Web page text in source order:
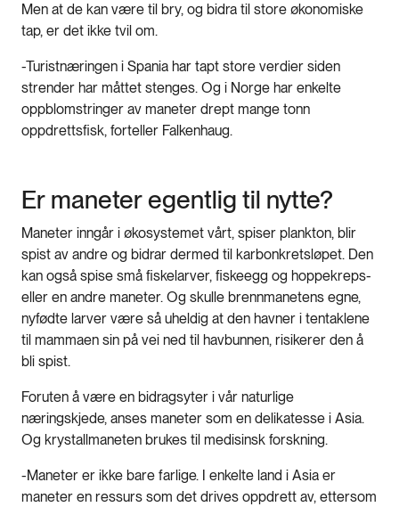
Men at de kan være til bry, og bidra til store økonomiske
tap, er det ikke tvil om.
-Turistnæringen i Spania har tapt store verdier siden
strender har måttet stenges. Og i Norge har enkelte
oppblomstringer av maneter drept mange tonn
oppdrettsfisk, forteller Falkenhaug.
Er maneter egentlig til nytte?
Maneter inngår i økosystemet vårt, spiser plankton, blir
spist av andre og bidrar dermed til karbonkretsløpet. Den
kan også spise små fiskelarver, fiskeegg og hoppekreps-
eller en andre maneter. Og skulle brennmanetens egne,
nyfødte larver være så uheldig at den havner i tentaklene
til mammaen sin på vei ned til havbunnen, risikerer den å
bli spist.
Foruten å være en bidragsyter i vår naturlige
næringskjede, anses maneter som en delikatesse i Asia.
Og krystallmaneten brukes til medisinsk forskning.
-Maneter er ikke bare farlige. I enkelte land i Asia er
maneter en ressurs som det drives oppdrett av, ettersom